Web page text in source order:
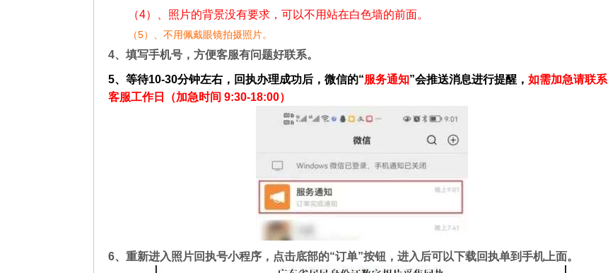
（4）、照片的背景没有要求，可以不用站在白色墙的前面。
（5）、不用佩戴眼镜拍摄照片。
4、填写手机号，方便客服有问题好联系。
5、等待10-30分钟左右，回执办理成功后，微信的“服务通知”会推送消息进行提醒， 如需加急请联系
客服工作日（加急时间 9:30-18:00）
6、重新进入照片回执号小程序，点击底部的“订单”按钮，进入后可以下载回执单到手机上面。